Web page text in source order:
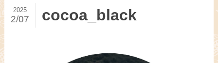
cocoa_black
2025
2/07